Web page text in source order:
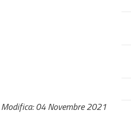
04 Novembre 2021